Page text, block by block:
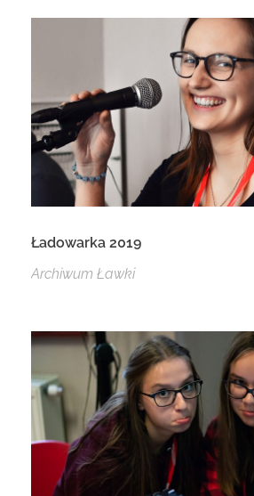
Ładowarka 2019
Archiwum Ławki